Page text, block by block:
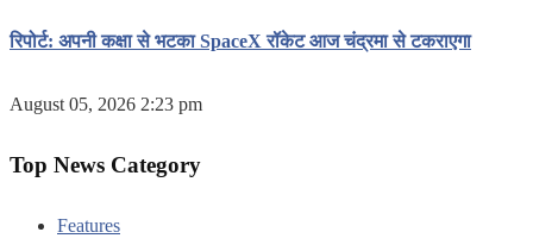
रिपोर्ट: अपनी कक्षा से भटका SpaceX रॉकेट आज चंद्रमा से टकराएगा
August 05, 2026 2:23 pm
Top News Category
Features